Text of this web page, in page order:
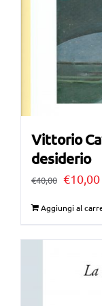
Vittorio
desiderio
€40,00 Il
€40,00.
€10,00Il
Aggiungi al